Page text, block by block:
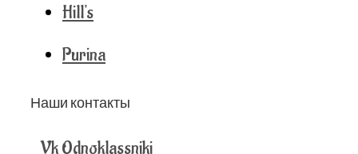
Hill's
Purina
Наши контакты
VkOdnoklassniki